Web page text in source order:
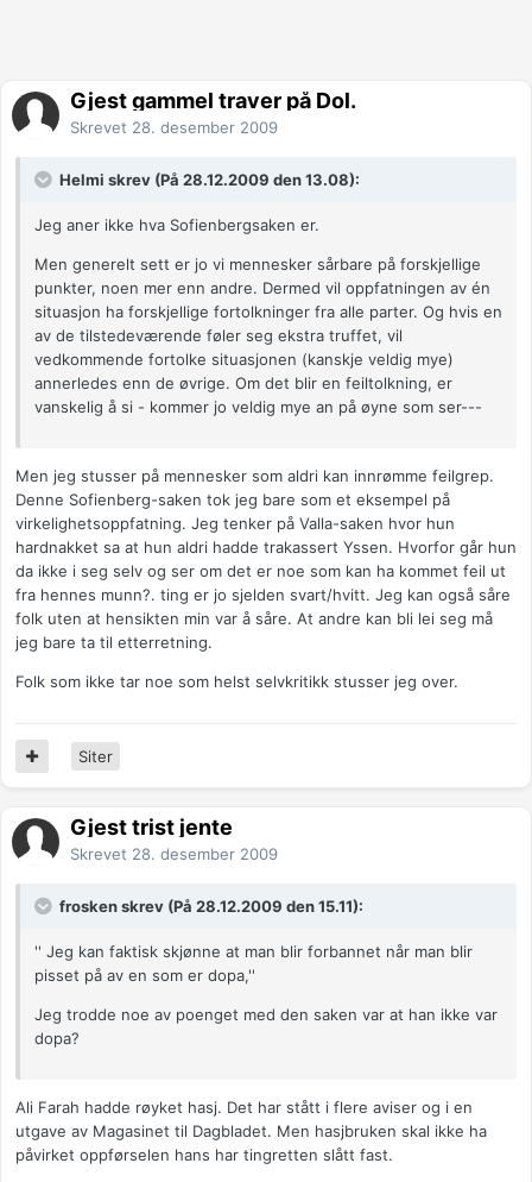
Gjest gammel traver på Dol.
Skrevet 28. desember 2009
Helmi skrev (På 28.12.2009 den 13.08):
Jeg aner ikke hva Sofienbergsaken er.
Men generelt sett er jo vi mennesker sårbare på forskjellige
punkter, noen mer enn andre. Dermed vil oppfatningen av én
situasjon ha forskjellige fortolkninger fra alle parter. Og hvis en
av de tilstedeværende føler seg ekstra truffet, vil
vedkommende fortolke situasjonen (kanskje veldig mye)
annerledes enn de øvrige. Om det blir en feiltolkning, er
vanskelig å si - kommer jo veldig mye an på øyne som ser---
Men jeg stusser på mennesker som aldri kan innrømme feilgrep.
Denne Sofienberg-saken tok jeg bare som et eksempel på
virkelighetsoppfatning. Jeg tenker på Valla-saken hvor hun
hardnakket sa at hun aldri hadde trakassert Yssen. Hvorfor går hun
da ikke i seg selv og ser om det er noe som kan ha kommet feil ut
fra hennes munn?. ting er jo sjelden svart/hvitt. Jeg kan også såre
folk uten at hensikten min var å såre. At andre kan bli lei seg må
jeg bare ta til etterretning.
Folk som ikke tar noe som helst selvkritikk stusser jeg over.
Siter
Gjest trist jente
Skrevet 28. desember 2009
frosken skrev (På 28.12.2009 den 15.11):
'' Jeg kan faktisk skjønne at man blir forbannet når man blir
pisset på av en som er dopa,''
Jeg trodde noe av poenget med den saken var at han ikke var
dopa?
Ali Farah hadde røyket hasj. Det har stått i flere aviser og i en
utgave av Magasinet til Dagbladet. Men hasjbruken skal ikke ha
påvirket oppførselen hans har tingretten slått fast.